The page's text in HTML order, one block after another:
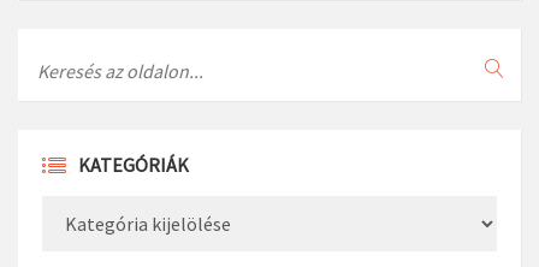
KATEGÓRIÁK